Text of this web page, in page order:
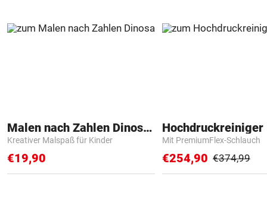
Malen nach Zahlen Dinosaurier
Kreativer Malspaß für Kinder
€19,90
Hochdruckreiniger
Mit PremiumFlex-Schlauch
€254,90 €374,99